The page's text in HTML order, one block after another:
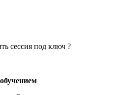
сессия под ключ ?